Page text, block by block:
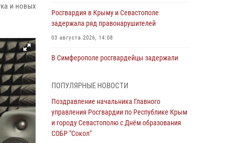
и новых
Росгвардия в Крыму и Севастополе
задержала ряд правонарушителей
03 августа 2026, 14:08
В Симферополе росгвардейцы задержали
Росгвардейцы оперативно задержали
нарушителя на охраняемом объекте в
Севастополе
ПОПУЛЯРНЫЕ НОВОСТИ
Поздравление начальника Главного
управления Росгвардии по Республике Крым
и городу Севастополю с Днём образования
СОБР "Сокол"